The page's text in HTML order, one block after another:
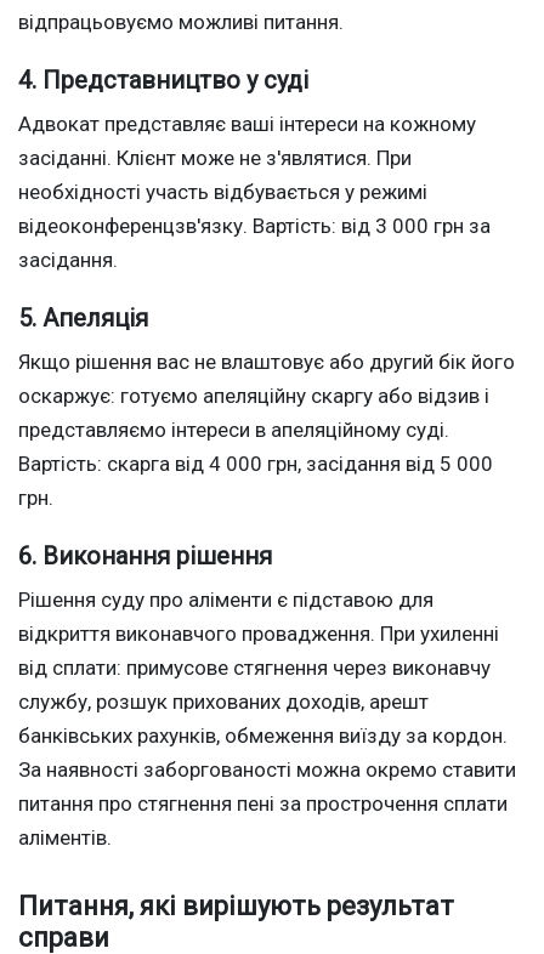
відпрацьовуємо можливі питання.
4. Представництво у суді
Адвокат представляє ваші інтереси на кожному
засіданні. Клієнт може не з'являтися. При
необхідності участь відбувається у режимі
відеоконференцзв'язку. Вартість: від 3 000 грн за
засідання.
5. Апеляція
Якщо рішення вас не влаштовує або другий бік його
оскаржує: готуємо апеляційну скаргу або відзив і
представляємо інтереси в апеляційному суді.
Вартість: скарга від 4 000 грн, засідання від 5 000
грн.
6. Виконання рішення
Рішення суду про аліменти є підставою для
відкриття виконавчого провадження. При ухиленні
від сплати: примусове стягнення через виконавчу
службу, розшук прихованих доходів, арешт
банківських рахунків, обмеження виїзду за кордон.
За наявності заборгованості можна окремо ставити
питання про стягнення пені за прострочення сплати
аліментів.
Питання, які вирішують результат
справи